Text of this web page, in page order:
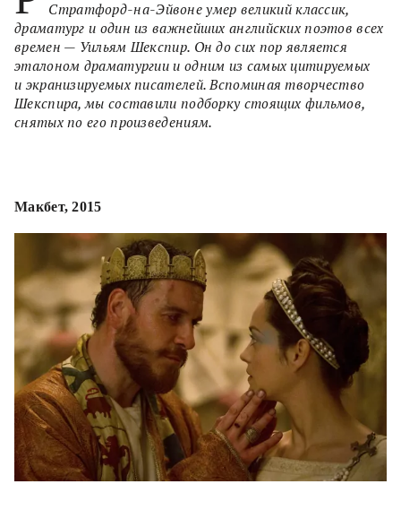
Стратфорд-на-Эйвоне умер великий классик,
драматург и один из важнейших английских поэтов всех
времен — Уильям Шекспир. Он до сих пор является
эталоном драматургии и одним из самых цитируемых
и экранизируемых писателей. Вспоминая творчество
Шекспира, мы составили подборку стоящих фильмов,
снятых по его произведениям.
Макбет, 2015